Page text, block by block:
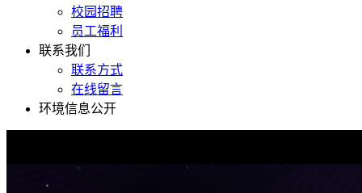
校园招聘
员工福利
联系我们
联系方式
在线留言
环境信息公开